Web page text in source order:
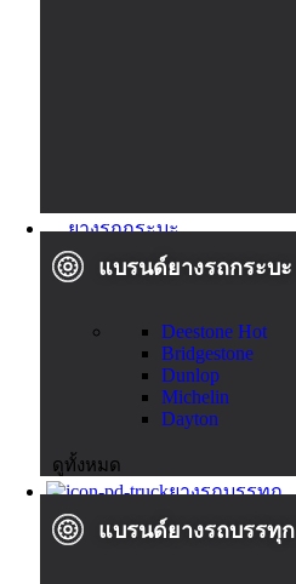
ยางรถกระบะ
แบรนด์ยางรถกระบะ
Deestone Hot
Bridgestone
Dunlop
Michelin
Dayton
ดูทั้งหมด
ยางรถบรรทุก
แบรนด์ยางรถบรรทุก